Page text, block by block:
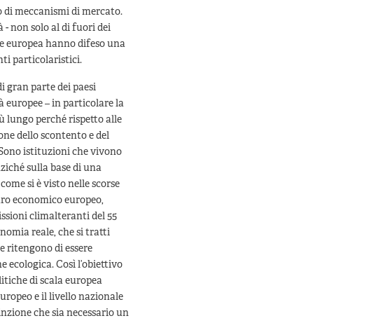
di meccanismi di mercato.
- non solo al di fuori dei
europea hanno difeso una
particolaristici.
gran parte dei paesi
europee – in particolare la
lungo perché rispetto alle
dello scontento e del
istituzioni che vivono
sulla base di una
si è visto nelle scorse
economico europeo,
climalteranti del 55
reale, che si tratti
ritengono di essere
Così l’obiettivo
di scala europea
e il livello nazionale
che sia necessario un